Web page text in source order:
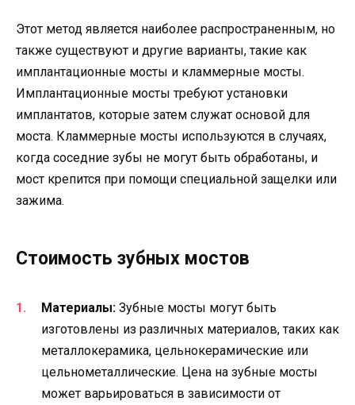
Этот метод является наиболее распространенным, но
также существуют и другие варианты, такие как
имплантационные мосты и кламмерные мосты.
Имплантационные мосты требуют установки
имплантатов, которые затем служат основой для
моста. Кламмерные мосты используются в случаях,
когда соседние зубы не могут быть обработаны, и
мост крепится при помощи специальной защелки или
зажима.
Стоимость зубных мостов
Материалы: Зубные мосты могут быть
изготовлены из различных материалов, таких как
металлокерамика, цельнокерамические или
цельнометаллические. Цена на зубные мосты
может варьироваться в зависимости от